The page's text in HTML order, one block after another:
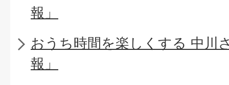
報」
おうち時間を楽しくする 中川
報」